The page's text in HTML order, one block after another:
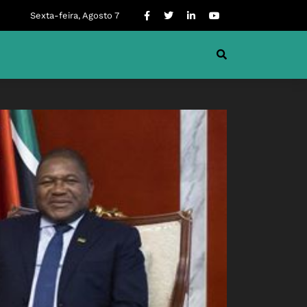
Sexta-feira, Agosto 7